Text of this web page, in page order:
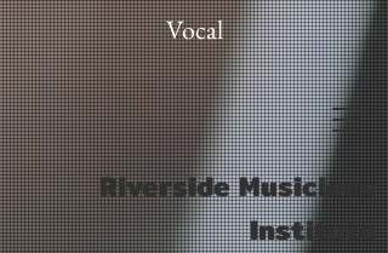
Riverside Musicians
Institute
Vocal